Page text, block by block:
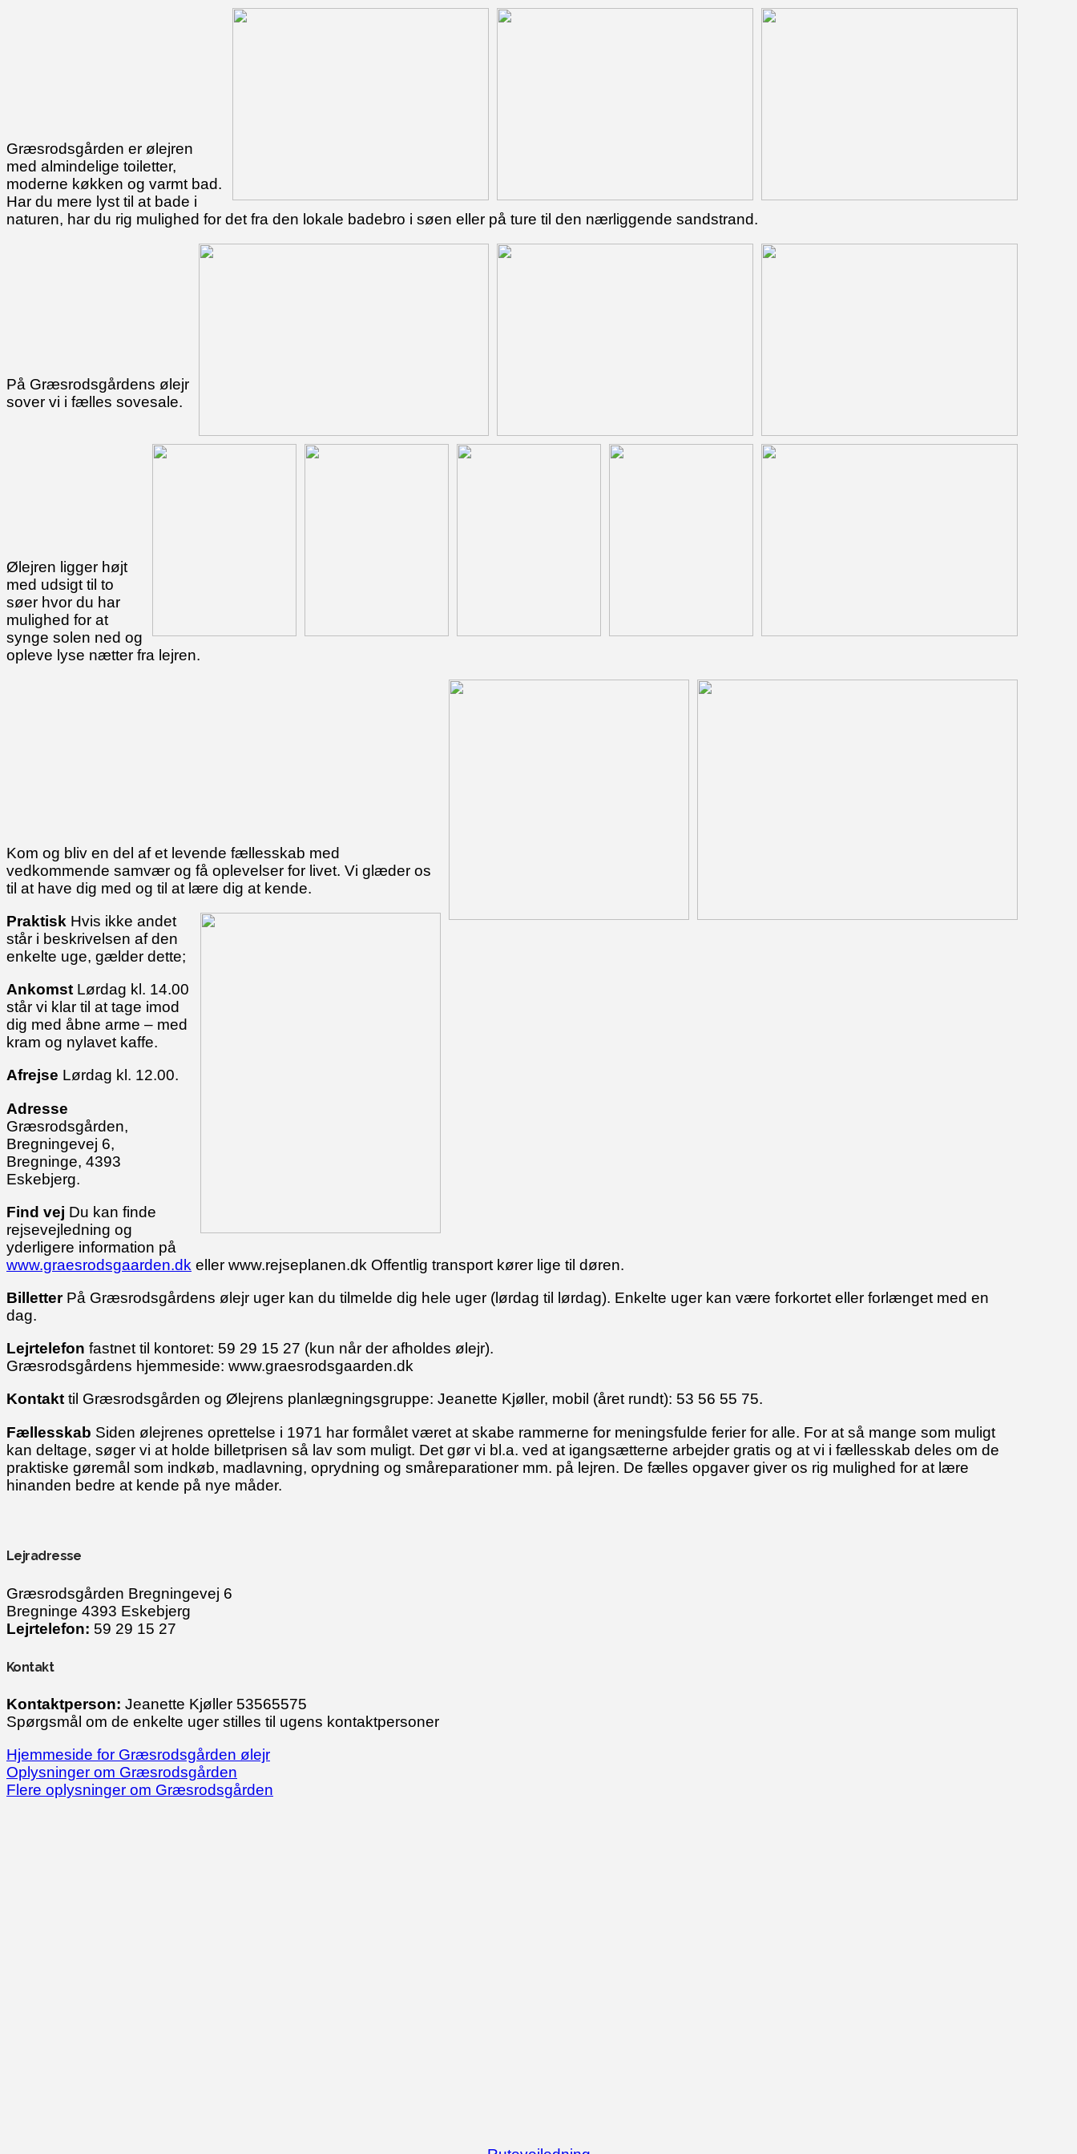
Græsrodsgården er ølejren
med almindelige toiletter,
moderne køkken og varmt bad.
Har du mere lyst til at bade i
naturen, har du rig mulighed for det fra den lokale badebro i søen eller på ture til den nærliggende sandstrand.
På Græsrodsgårdens ølejr
sover vi i fælles sovesale.
Ølejren ligger højt
med udsigt til to
søer hvor du har
mulighed for at
synge solen ned og
opleve lyse nætter fra lejren.
Kom og bliv en del af et levende fællesskab med
vedkommende samvær og få oplevelser for livet. Vi glæder os
til at have dig med og til at lære dig at kende.
Praktisk Hvis ikke andet
står i beskrivelsen af den
enkelte uge, gælder dette;
Ankomst Lørdag kl. 14.00
står vi klar til at tage imod
dig med åbne arme – med
kram og nylavet kaffe.
Afrejse Lørdag kl. 12.00.
Adresse
Græsrodsgården,
Bregningevej 6,
Bregninge, 4393
Eskebjerg.
Find vej Du kan finde
rejsevejledning og
yderligere information på
www.graesrodsgaarden.dk eller www.rejseplanen.dk Offentlig transport kører lige til døren.
BilletterPå Græsrodsgårdens ølejr uger kan du tilmelde dig hele uger (lørdag til lørdag). Enkelte uger kan være forkortet eller forlænget med en
dag.
Lejrtelefon fastnet til kontoret: 59 29 15 27 (kun når der afholdes ølejr).
Græsrodsgårdens hjemmeside: www.graesrodsgaarden.dk
Kontakt til Græsrodsgården og Ølejrens planlægningsgruppe: Jeanette Kjøller, mobil (året rundt): 53 56 55 75.
Fællesskab Siden ølejrenes oprettelse i 1971 har formålet været at skabe rammerne for meningsfulde ferier for alle. For at så mange som muligt
kan deltage, søger vi at holde billetprisen så lav som muligt. Det gør vi bl.a. ved at igangsætterne arbejder gratis og at vi i fællesskab deles om de
praktiske gøremål som indkøb, madlavning, oprydning og småreparationer mm. på lejren. De fælles opgaver giver os rig mulighed for at lære
hinanden bedre at kende på nye måder.
Lejradresse
Græsrodsgården Bregningevej 6
Bregninge 4393 Eskebjerg
Lejrtelefon: 59 29 15 27
Kontakt
Kontaktperson: Jeanette Kjøller 53565575
Spørgsmål om de enkelte uger stilles til ugens kontaktpersoner
Hjemmeside for Græsrodsgården ølejr
Oplysninger om Græsrodsgården
Flere oplysninger om Græsrodsgården